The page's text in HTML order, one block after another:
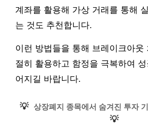
계좌를 활용해 가상 거래를 통해
는 것도 추천합니다.
이런 방법들을 통해 브레이크아웃
절히 활용하고 함정을 극복하여
어지길 바랍니다.
💡 상장폐지 종목에서 숨겨진 투자
💡